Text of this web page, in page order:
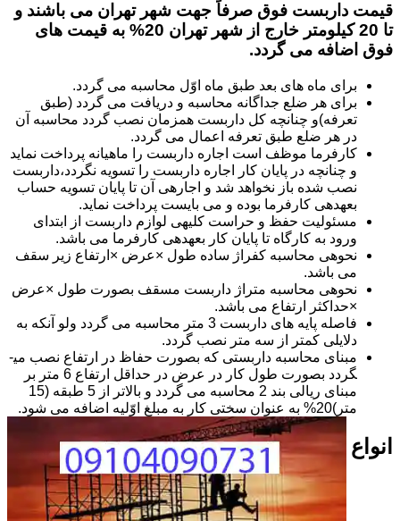
قیمت داربست فوق صرفاً جهت شهر تهران می باشند و
تا 20 کیلومتر خارج از شهر تهران 20% به قیمت های
فوق اضافه می گردد.
برای ماه های بعد طبق ماه اوّل محاسبه می گردد.
برای هر ضلع جداگانه محاسبه و دریافت می گردد (طبق
تعرفه)و چنانچه کل داربست همزمان نصب گردد محاسبه آن
در هر ضلع طبق تعرفه اعمال می گردد.
کارفرما موظف است اجاره داربست را ماهیانه پرداخت نماید
و چنانچه در پایان کار اجاره داربست را تسویه نگردد،داربست
نصب شده باز نخواهد شد و اجاره­ی آن تا پایان تسویه حساب
بعهده­ی کارفرما بوده و می بایست پرداخت نماید.
مسئولیت حفظ و حراست کلیه­ی لوازم داربست از ابتدای
ورود به کارگاه تا پایان کار بعهده­ی کارفرما می باشد.
نحوه­ی محاسبه کفراژ ساده طول ×عرض ×ارتفاع زیر سقف
می باشد.
نحوه­ی محاسبه متراژ داربست مسقف بصورت طول ×عرض
×حداکثر ارتفاع می باشد.
فاصله پایه های داربست 3 متر محاسبه می گردد ولو آنکه به
دلایلی کمتر از سه متر نصب گردد.
مبنای محاسبه داربستی که بصورت حفاظ در ارتفاع نصب می­
گردد بصورت طول کار در عرض در حداقل ارتفاع 6 متر بر
مبنای ریالی بند 2 محاسبه می گردد و بالاتر از 5 طبقه (15
متر)20% به عنوان سختی کار به مبلغ اوّلیه اضافه می شود.
انواع